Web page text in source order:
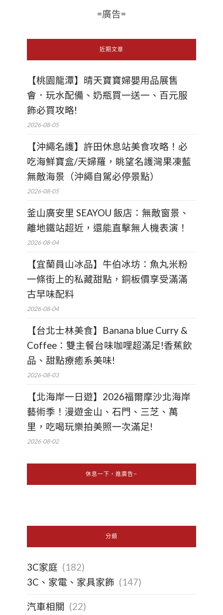
=廣告=
近期文章
【桃園龍潭】晴天寶寶婦嬰用品展售
會．玩水配備、奶瓶買一送一、百元服
飾必買攻略!
2026-08-05
【沖繩名護】許田休息站美食攻略！必
吃海鮮寶盒/天婦羅，眺望名護灣果凍藍
無敵海景（沖繩自駕必停景點）
2026-08-05
釜山廣安里 SEAYOU 飯店：無敵窗景、
離地鐵站超近，還能直擊無人機表演！
2026-08-04
【宜蘭員山冰品】牛伯冰坊：魚丸米粉
一條街上的私藏甜點，銅板價享受滿滿
古早味配料
2026-08-04
【台北士林美食】Banana blue Curry &
Coffee：雙主餐台味咖哩超滿足!香蕉飲
品、甜點療癒系美味!
2026-08-03
【北海岸一日遊】2026福爾摩沙北海岸
藝術季！漫遊金山、石門、三芝、萬
里，吃喝玩樂拍美照一次滿足!
2026-08-02
休息一下，進廣告~
分類
3C家庭 (182)
3C、家電、家具家飾 (147)
汽車相關 (22)